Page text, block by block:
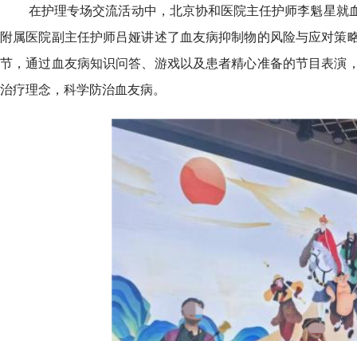
在护理专场交流活动中，北京协和医院主任护师李魁星
附属医院副主任护师吕娅讲述了血友病抑制物的风险与应对
节，通过血友病知识问答、游戏以及患者精心准备的节目表
治疗理念，科学防治血友病。